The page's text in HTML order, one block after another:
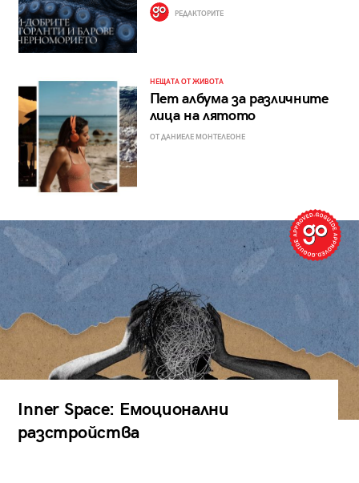
РЕДАКТОРИТЕ
НЕЩАТА ОТ ЖИВОТА
Пет албума за различните
лица на лятото
ОТ ДАНИЕЛЕ МОНТЕЛЕОНЕ
Inner Space: Емоционални
разстройства